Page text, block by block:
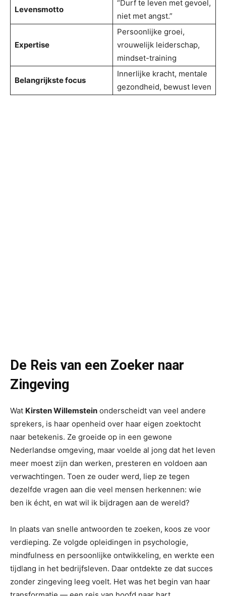
Levensmotto
“Durf te leven met gevoel,
niet met angst.”
Expertise
Persoonlijke groei,
vrouwelijk leiderschap,
mindset-training
Belangrijkste focus
Innerlijke kracht, mentale
gezondheid, bewust leven
De Reis van een Zoeker naar
Zingeving
Wat Kirsten Willemstein onderscheidt van veel andere
sprekers, is haar openheid over haar eigen zoektocht
naar betekenis. Ze groeide op in een gewone
Nederlandse omgeving, maar voelde al jong dat het leven
meer moest zijn dan werken, presteren en voldoen aan
verwachtingen. Toen ze ouder werd, liep ze tegen
dezelfde vragen aan die veel mensen herkennen: wie
ben ik écht, en wat wil ik bijdragen aan de wereld?
In plaats van snelle antwoorden te zoeken, koos ze voor
verdieping. Ze volgde opleidingen in psychologie,
mindfulness en persoonlijke ontwikkeling, en werkte een
tijdlang in het bedrijfsleven. Daar ontdekte ze dat succes
zonder zingeving leeg voelt. Het was het begin van haar